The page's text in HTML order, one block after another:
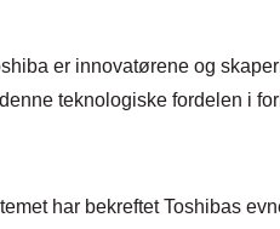
er innovatørene og
teknologiske fordelen i
har bekreftet Toshibas